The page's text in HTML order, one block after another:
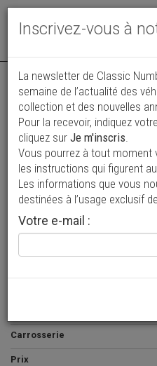
Vos
plus de 4 millions
Ajouter
> Rechercher un véhicule
Carrosserie
Prix
Inscrivez-vous à
La newsletter de Classic
semaine de l’actualité des
collection et des nouvelles
Pour la recevoir, indiquez
cliquez sur Je m'inscris.
Vous pourrez à tout moment
les instructions qui figurent
Les informations que vous
destinées à l’usage exclusif
Votre e-mail :